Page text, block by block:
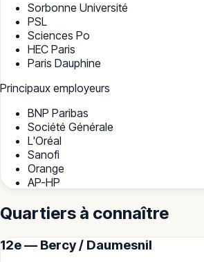
Sorbonne Université
PSL
Sciences Po
HEC Paris
Paris Dauphine
Principaux employeurs
BNP Paribas
Société Générale
L'Oréal
Sanofi
Orange
AP-HP
Quartiers à connaître
12e — Bercy / Daumesnil